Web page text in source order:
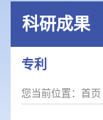
科研成果
专利
您当前位置： 首页